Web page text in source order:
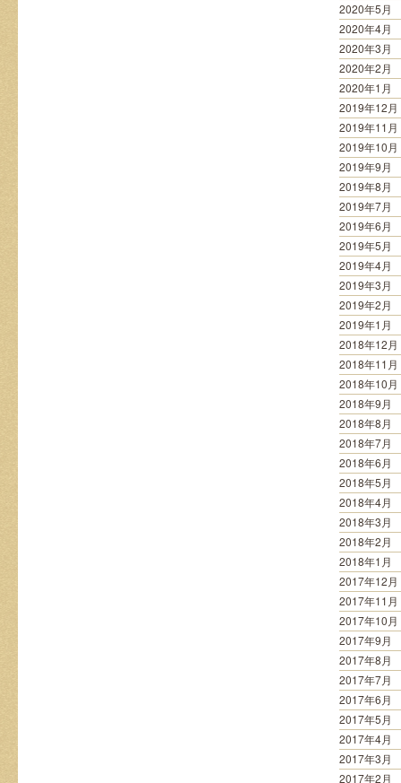
2020年5月
2020年4月
2020年3月
2020年2月
2020年1月
2019年12月
2019年11月
2019年10月
2019年9月
2019年8月
2019年7月
2019年6月
2019年5月
2019年4月
2019年3月
2019年2月
2019年1月
2018年12月
2018年11月
2018年10月
2018年9月
2018年8月
2018年7月
2018年6月
2018年5月
2018年4月
2018年3月
2018年2月
2018年1月
2017年12月
2017年11月
2017年10月
2017年9月
2017年8月
2017年7月
2017年6月
2017年5月
2017年4月
2017年3月
2017年2月